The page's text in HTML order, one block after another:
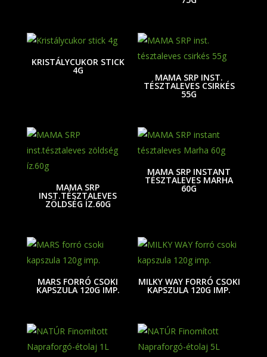
KRISTÁLYCUKOR STICK
4G
MAMA SRP INST.
TÉSZTALEVES CSIRKÉS
55G
MAMA SRP
INST.TÉSZTALEVES
ZÖLDSÉG ÍZ.60G
MAMA SRP INSTANT
TÉSZTALEVES MARHA
60G
MARS FORRÓ CSOKI
KAPSZULA 120G IMP.
MILKY WAY FORRÓ CSOKI
KAPSZULA 120G IMP.